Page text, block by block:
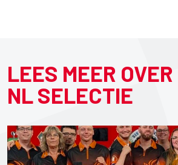
LEES MEER OVER
NL SELECTIE